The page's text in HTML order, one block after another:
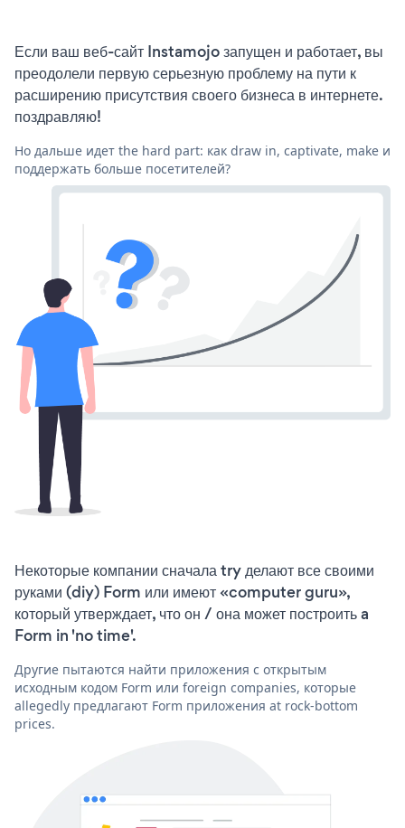
Если ваш веб-сайт Instamojo запущен и работает, вы
преодолели первую серьезную проблему на пути к
расширению присутствия своего бизнеса в интернете.
поздравляю!
Но дальше идет the hard part: как draw in, captivate, make и
поддержать больше посетителей?
Некоторые компании сначала try делают все своими
руками (diy) Form или имеют «computer guru»,
который утверждает, что он / она может построить a
Form in 'no time'.
Другие пытаются найти приложения с открытым
исходным кодом Form или foreign companies, которые
allegedly предлагают Form приложения at rock-bottom
prices.